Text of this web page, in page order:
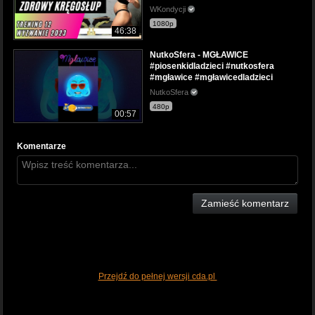
46:38
WKondycji
1080p
00:57
NutkoSfera - MGŁAWICE
#piosenkidladzieci #nutkosfera
#mgławice #mgławicedladzieci
NutkoSfera
480p
Komentarze
Zamieść komentarz
Przejdź do pełnej wersji cda.pl